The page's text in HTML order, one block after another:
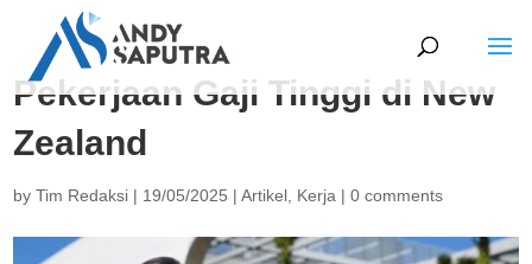
Pekerjaan Gaji Tinggi di New
Zealand
byTim Redaksi | 19/05/2025 |Artikel Kerja |0 comments